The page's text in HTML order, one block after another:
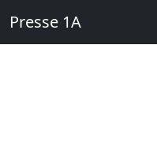
Presse 1A